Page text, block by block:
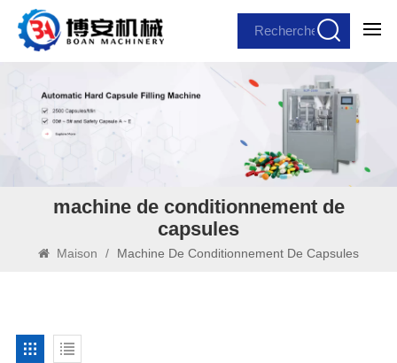
machine de conditionnement de
capsules
Maison / Machine De Conditionnement De Capsules